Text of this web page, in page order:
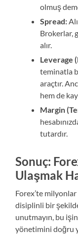
olmuş
Spread:
Brokerlar,
alır.
Leverage
teminatla
araçtır.
hem de
Margin
tutardır.
Sonuç:
Ulaşmak
Forex’te
disiplinli bir
unutmayın, bu
yönetimini doğru